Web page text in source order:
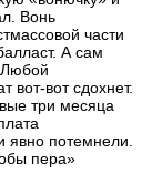
Вонь
части
А сам
Любой
вот-вот сдохнет.
три месяца
явно потемнели.
пера»